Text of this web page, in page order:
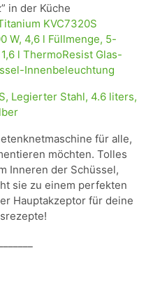
in der Küche
Legierter Stahl, 4.6 liters,
für alle,
möchten. Tolles
Inneren der Schüssel,
sie zu einem perfekten
Hauptakzeptor für deine